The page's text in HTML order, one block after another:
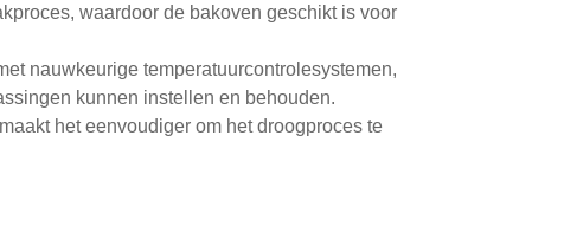
waardoor de bakoven geschikt is voor
nauwkeurige temperatuurcontrolesystemen,
kunnen instellen en behouden.
het eenvoudiger om het droogproces te